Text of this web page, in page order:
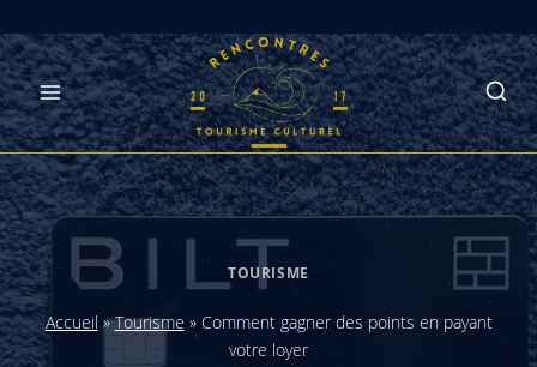
Skip
to
content
TOURISME
Accueil »Tourisme » Comment gagner des points en payant
votre loyer